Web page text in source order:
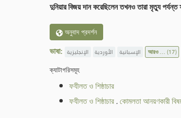
দুনিয়ার বিজয় দান করেছিলেন তখনও তারা মৃত্যু
অনুবাদ প্রদর্শন
ভাষা: الإنجليزية الأوردية الإسبانية আরও ...(17)
ক্যাটাগরিসমূহ
ফযীলত ও শিষ্ঠাচার
ফযীলত ও শিষ্ঠাচার.কোমলতা আনয়ণকারী